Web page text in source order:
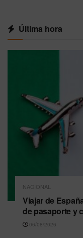
Última hora
NACIONAL
Viajar de
de pasaporte y
06/08/2026